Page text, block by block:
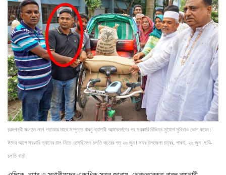
চরমপন্থী সংগঠন লাল পতাকার সাথে সম্পৃক্ত বাবলু ব্যাপারী আত্মসমর্পণের পর সরকারি বিভিন্ন সুযোগ সুবিধাও ভোগ করেন।
ঈদের আগে সরকারি ত্রানের চাল নিতে এসেছিলেন চলতি বছরের গত ২৬ জুন। সদর উপজেলা চত্বর, পাবনা, ২৬ জুন। ছবি-
চলতি বার্তা